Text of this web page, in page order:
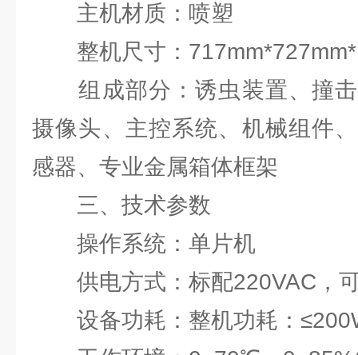
主机材质：喷塑
整机尺寸：
组成部分：诱虫装置、撞击
摄像头、主控系统、机械组件
感器、专业金属箱体框架
三、技术参数
操作系统：单片机
供电方式：标配220VAC，可
设备功耗：整机功耗：